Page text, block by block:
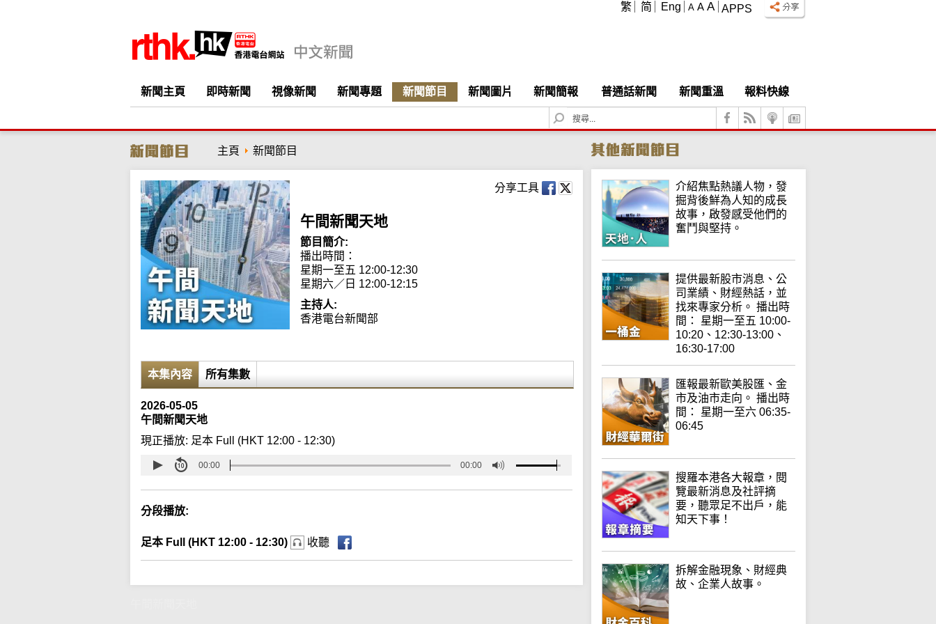
APPS
A A A
繁 简 Eng
新聞主頁 即時新聞 視像新聞 新聞專題 新聞節目 新聞圖片 新聞簡報 普通話新聞 新聞重溫
報料快線
S
e
c
h
主頁 新聞節目
分享工具
午間新聞天地
節目簡介:
播出時間：
星期一至五 12:00-12:30
星期六／日 12:00-12:15
主持人:
香港電台新聞部
本集內容 所有集數
2026-05-05
午間新聞天地
現正播放: 足本 Full (HKT 12:00 - 12:30)
00:00 00:00
分段播放:
足本 Full (HKT 12:00 - 12:30) 收聽
介紹焦點熱議人物，發
掘背後鮮為人知的成長
故事，啟發感受他們的
奮鬥與堅持。
提供最新股市消息、公
司業績、財經熱話，並
找來專家分析。 播出時
間： 星期一至五 10:00-
10:20、12:30-13:00、
16:30-17:00
匯報最新歐美股匯、金
市及油市走向。 播出時
間： 星期一至六 06:35-
06:45
搜羅本港各大報章，閱
覽最新消息及社評摘
要，聽眾足不出戶，能
知天下事！
拆解金融現象、財經典
故、企業人故事。